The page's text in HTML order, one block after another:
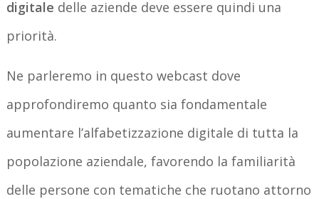
digitale delle aziende deve essere quindi una
priorità.
Ne parleremo in questo webcast dove
approfondiremo quanto sia fondamentale
aumentare l’alfabetizzazione digitale di tutta la
popolazione aziendale, favorendo la familiarità
delle persone con tematiche che ruotano attorno